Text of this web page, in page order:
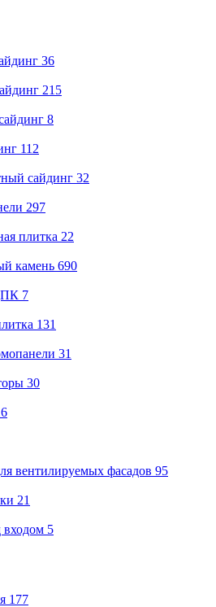
36
215
8
112
сайдинг 32
297
плитка 22
камень 690
7
131
31
30
вентилируемых фасадов 95
21
входом 5
177